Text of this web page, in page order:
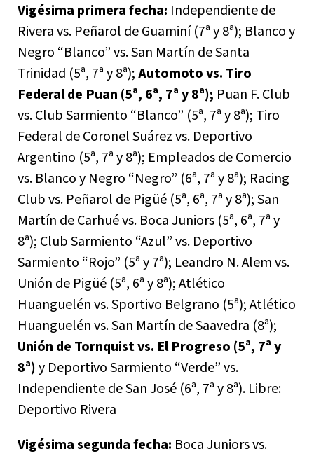
Vigésima primera fecha: Independiente de
Rivera vs. Peñarol de Guaminí (7ª y 8ª); Blanco y
Negro “Blanco” vs. San Martín de Santa
Trinidad (5ª, 7ª y 8ª);Automoto vs. Tiro
Federal de Puan (5ª, 6ª, 7ª y 8ª); Puan F. Club
vs. Club Sarmiento “Blanco” (5ª, 7ª y 8ª); Tiro
Federal de Coronel Suárez vs. Deportivo
Argentino (5ª, 7ª y 8ª); Empleados de Comercio
vs. Blanco y Negro “Negro” (6ª, 7ª y 8ª); Racing
Club vs. Peñarol de Pigüé (5ª, 6ª, 7ª y 8ª); San
Martín de Carhué vs. Boca Juniors (5ª, 6ª, 7ª y
8ª); Club Sarmiento “Azul” vs. Deportivo
Sarmiento “Rojo” (5ª y 7ª); Leandro N. Alem vs.
Unión de Pigüé (5ª, 6ª y 8ª); Atlético
Huanguelén vs. Sportivo Belgrano (5ª); Atlético
Huanguelén vs. San Martín de Saavedra (8ª);
Unión de Tornquist vs. El Progreso (5ª, 7ª y
8ª)y Deportivo Sarmiento “Verde” vs.
Independiente de San José (6ª, 7ª y 8ª). Libre:
Deportivo Rivera
Vigésima segunda fecha: Boca Juniors vs.